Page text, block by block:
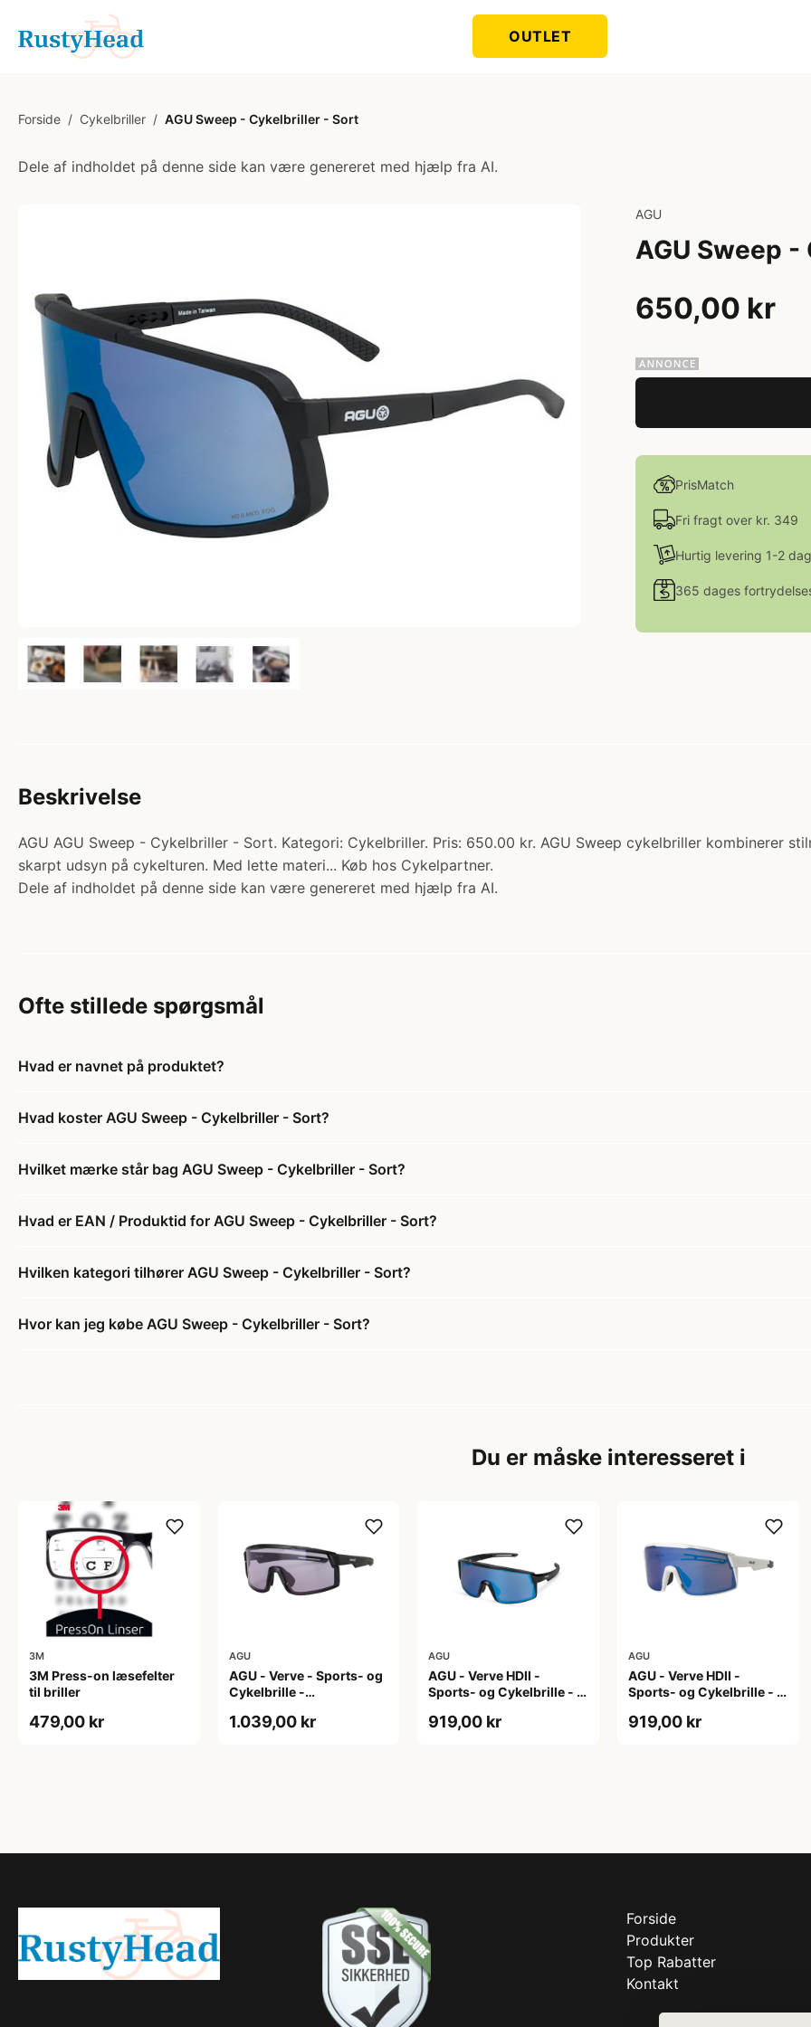
OUTLET
Forside / Cykelbriller / AGU Sweep - Cykelbriller - Sort
Dele af indholdet på denne side kan være genereret med hjælp fra AI.
AGU
AGU Sweep
650,00 kr
PrisMatch
Fri fragt over kr. 349
Hurtig levering 1-2
365 dages
Beskrivelse
AGU AGU Sweep - Cykelbriller - Sort. Kategori: Cykelbriller. Pris: 650.00 kr. AGU Sweep cykelbriller kombinerer
skarpt udsyn på cykelturen. Med lette materi... Køb hos Cykelpartner.
Dele af indholdet på denne side kan være genereret med hjælp fra AI.
Ofte stillede spørgsmål
Hvad er navnet på produktet?
Hvad koster AGU Sweep - Cykelbriller - Sort?
Hvilket mærke står bag AGU Sweep - Cykelbriller - Sort?
Hvad er EAN / Produktid for AGU Sweep - Cykelbriller - Sort?
Hvilken kategori tilhører AGU Sweep - Cykelbriller - Sort?
Hvor kan jeg købe AGU Sweep - Cykelbriller - Sort?
Du er måske interesseret i
3M
3M Press-on læsefelter
til briller
479,00 kr
AGU
AGU - Verve - Sports- og
Cykelbrille -
Sort
1.039,00 kr
AGU
AGU - Verve HDII -
Sports- og Cykelbrille - 3
919,00 kr
AGU
AGU - Verve HDII -
Sports- og Cykelbrille - 3
919,00 kr
Forside
Produkter
Top Rabatter
Kontakt